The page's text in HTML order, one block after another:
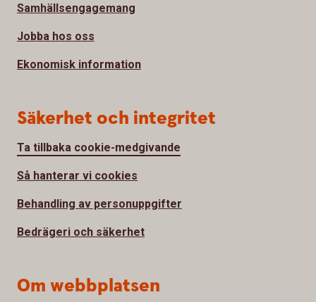
Samhällsengagemang
Jobba hos oss
Ekonomisk information
Säkerhet och integritet
Ta tillbaka cookie-medgivande
Så hanterar vi cookies
Behandling av personuppgifter
Bedrägeri och säkerhet
Om webbplatsen